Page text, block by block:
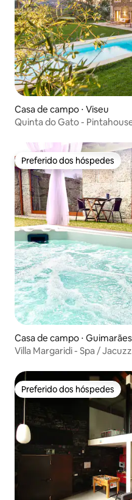
Casa de campo ⋅ Viseu
Quinta do Gato -
Preferido dos hóspedes
Preferido dos hóspedes
Casa de campo ⋅ Guimarães
Villa Margaridi - Spa /
Preferido dos hóspedes
Preferido dos hóspedes